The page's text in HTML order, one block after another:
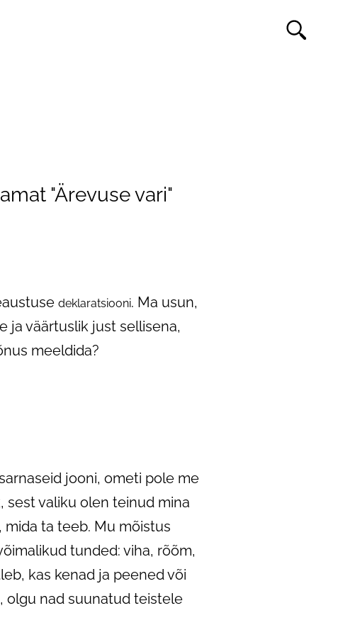
"Ärevuse vari"
deklaratsiooni. Ma usun,
ja väärtuslik just sellisena,
meeldida?
jooni, ometi pole me
sest valiku olen teinud mina
ta teeb. Mu mõistus
tunded: viha, rõõm,
kas kenad ja peened või
olgu nad suunatud teistele